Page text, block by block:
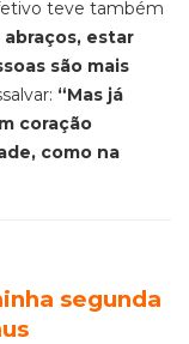
teve também
abraços, estar
são mais
: “Mas já
coração
como na
segunda